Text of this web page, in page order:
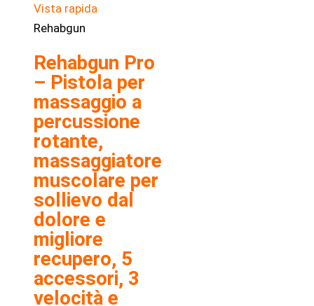
Vista rapida
Rehabgun
Rehabgun Pro
– Pistola per
massaggio a
percussione
rotante,
massaggiatore
muscolare per
sollievo dal
dolore e
migliore
recupero, 5
accessori, 3
velocità e